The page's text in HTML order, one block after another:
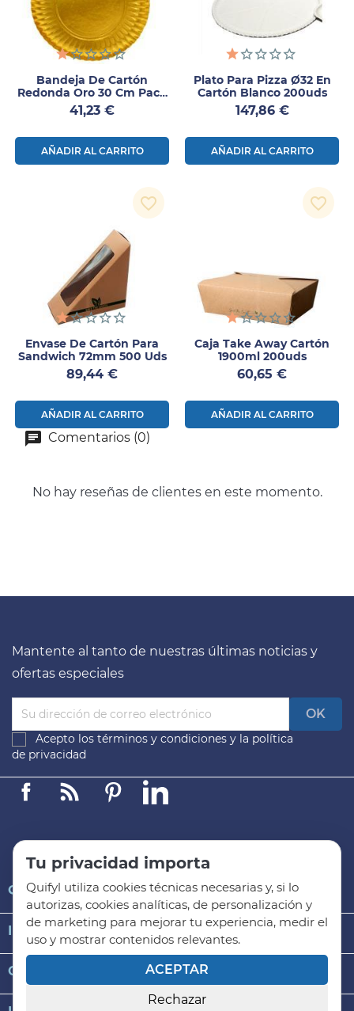
Bandeja De Cartón
Redonda Oro 30 Cm Pack
100 Unidades
Precio
41,23 €
AÑADIR AL CARRITO
Plato Para Pizza Ø32 En
Cartón Blanco 200uds
Precio
147,86 €
AÑADIR AL CARRITO
Envase De Cartón Para
Sandwich 72mm 500 Uds
Precio
89,44 €
AÑADIR AL CARRITO
favorite_border
Caja Take Away Cartón
1900ml 200uds
Precio
60,65 €
AÑADIR AL CARRITO
favorite_border
Comentarios (0)
No hay reseñas de clientes en este momento.
Mantente al tanto de nuestras últimas noticias y
ofertas especiales
Acepto los términos y condiciones y la política
de privacidad
FacebookLinkedinPinterest
QUIFYL
INFORMACIÓN GENERAL 
CATEGORÍAS DE PRODUCTO
Tu privacidad importa
Quifyl utiliza cookies técnicas necesarias y, si lo
autorizas, cookies analíticas, de personalización y
de marketing para mejorar tu experiencia, medir el
uso y mostrar contenidos relevantes.
ACEPTAR
Rechazar